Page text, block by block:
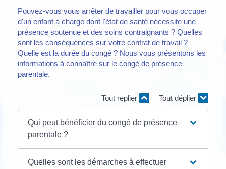
Pouvez-vous vous arrêter de travailler pour vous occuper
d'un enfant à charge dont l'état de santé nécessite une
présence soutenue et des soins contraignants ? Quelles
sont les conséquences sur votre contrat de travail ?
Quelle est la durée du congé ? Nous vous présentons les
informations à connaître sur le congé de présence
parentale.
Tout replier Tout déplier
Qui peut bénéficier du congé de présence
parentale ?
Quelles sont les démarches à effectuer